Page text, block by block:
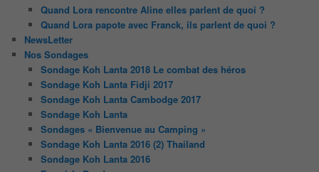
Quand Lora rencontre Aline elles parlent de quoi ?
Quand Lora papote avec Franck, ils parlent de quoi ?
NewsLetter
Nos Sondages
Sondage Koh Lanta 2018 Le combat des héros
Sondage Koh Lanta Fidji 2017
Sondage Koh Lanta Cambodge 2017
Sondage Koh Lanta
Sondages « Bienvenue au Camping »
Sondage Koh Lanta 2016 (2) Thailand
Sondage Koh Lanta 2016